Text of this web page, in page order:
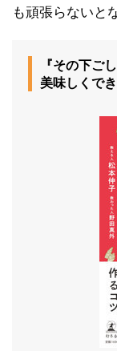
も頑張らないと
『その下ご
美味しくで